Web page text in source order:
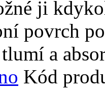
ji
povrch
a
Kód